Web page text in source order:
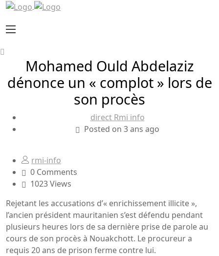
Mohamed Ould Abdelaziz
dénonce un « complot » lors de
son procès
direct Rmi info
Posted on 3 ans ago
rmi-info
0 Comments
1023 Views
Rejetant les accusations d’« enrichissement illicite »,
l’ancien président mauritanien s’est défendu pendant
plusieurs heures lors de sa dernière prise de parole au
cours de son procès à Nouakchott. Le procureur a
requis 20 ans de prison ferme contre lui.